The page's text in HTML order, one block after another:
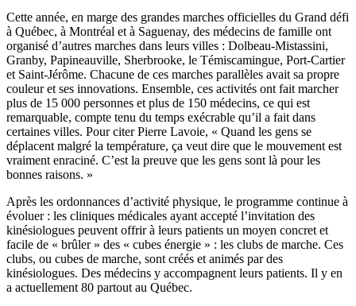
Cette année, en marge des grandes marches officielles du Grand défi
à Québec, à Montréal et à Saguenay, des médecins de famille ont
organisé d’autres marches dans leurs villes : Dolbeau-Mistassini,
Granby, Papineauville, Sherbrooke, le Témiscamingue, Port-Cartier
et Saint-Jérôme. Chacune de ces marches parallèles avait sa propre
couleur et ses innovations. Ensemble, ces activités ont fait marcher
plus de 15 000 personnes et plus de 150 médecins, ce qui est
remarquable, compte tenu du temps exécrable qu’il a fait dans
certaines villes. Pour citer Pierre Lavoie, « Quand les gens se
déplacent malgré la température, ça veut dire que le mouvement est
vraiment enraciné. C’est la preuve que les gens sont là pour les
bonnes raisons. »
Après les ordonnances d’activité physique, le programme continue à
évoluer : les cliniques médicales ayant accepté l’invitation des
kinésiologues peuvent offrir à leurs patients un moyen concret et
facile de « brûler » des « cubes énergie » : les clubs de marche. Ces
clubs, ou cubes de marche, sont créés et animés par des
kinésiologues. Des médecins y accompagnent leurs patients. Il y en
a actuellement 80 partout au Québec.